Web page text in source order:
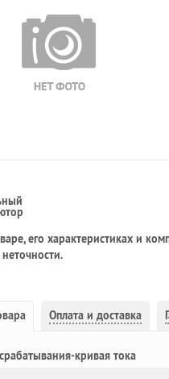
его характеристиках и
Оплата и доставка
кривая тока